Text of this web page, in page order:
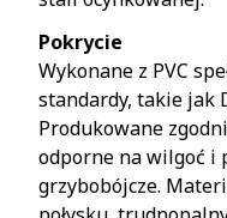
Pokrycie
Wykonane z PVC
standardy, takie jak
Produkowane
odporne na wilgoć i
grzybobójcze.